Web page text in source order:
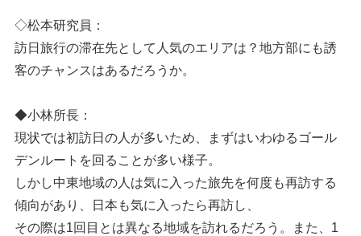
◇松本研究員：
訪日旅行の滞在先として人気のエリアは？地方部にも誘
客のチャンスはあるだろうか。
◆小林所長：
現状では初訪日の人が多いため、まずはいわゆるゴール
デンルートを回ることが多い様子。
しかし中東地域の人は気に入った旅先を何度も再訪する
傾向があり、日本も気に入ったら再訪し、
その際は1回目とは異なる地域を訪れるだろう。また、1